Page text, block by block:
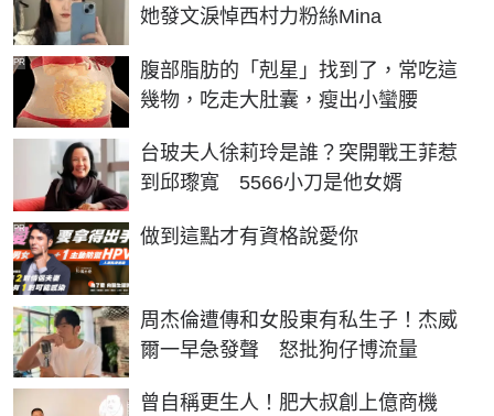
她發文淚悼西村力粉絲Mina
腹部脂肪的「剋星」找到了，常吃這
幾物，吃走大肚囊，瘦出小蠻腰
PR
台玻夫人徐莉玲是誰？突開戰王菲惹
到邱瓈寬 5566小刀是他女婿
做到這點才有資格說愛你
PR
周杰倫遭傳和女股東有私生子！杰威
爾一早急發聲 怒批狗仔博流量
曾自稱更生人！肥大叔創上億商機